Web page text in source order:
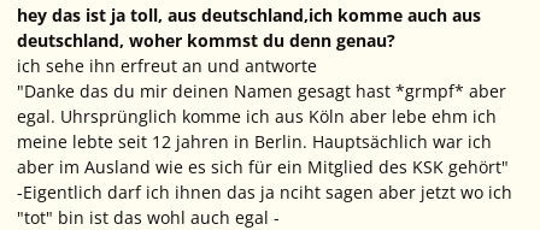
hey das ist ja toll, aus deutschland,ich komme auch aus
deutschland, woher kommst du denn genau?
ich sehe ihn erfreut an und antworte
"Danke das du mir deinen Namen gesagt hast *grmpf* aber
egal. Uhrsprünglich komme ich aus Köln aber lebe ehm ich
meine lebte seit 12 jahren in Berlin. Hauptsächlich war ich
aber im Ausland wie es sich für ein Mitglied des KSK gehört"
-Eigentlich darf ich ihnen das ja nciht sagen aber jetzt wo ich
"tot" bin ist das wohl auch egal -